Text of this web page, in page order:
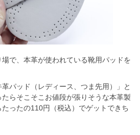
で、本革が使われている靴用パッドを
パッド（レディース、つま先用）」と
らそこそこお値段が張りそうな本革製
ったの110円（税込）でゲットできち